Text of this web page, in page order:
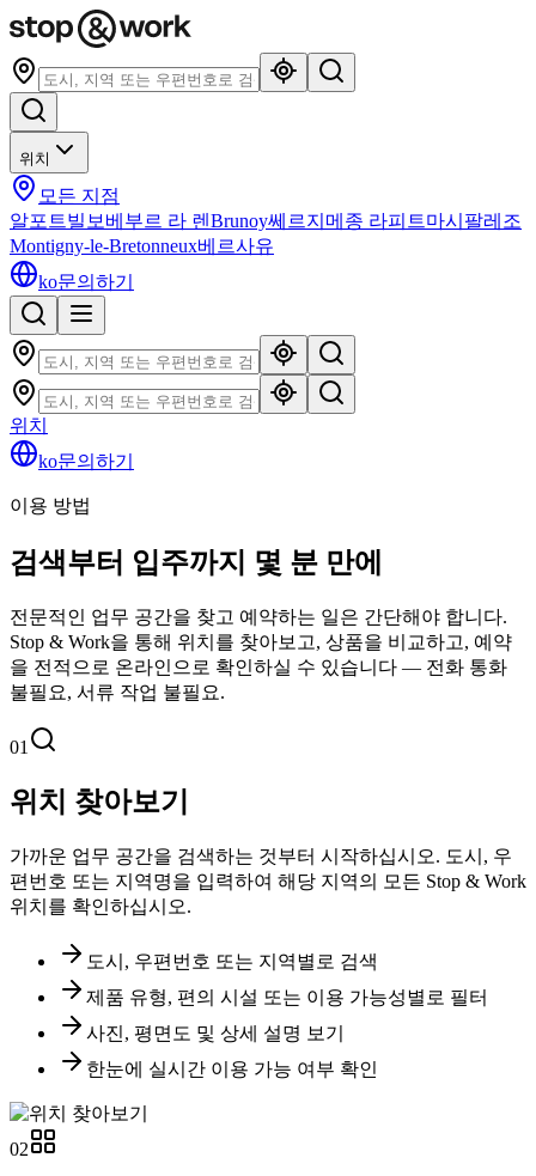
위치
모든 지점
알포트빌 보베 부르 라 렌 Brunoy쎄르지 메종 라피트마시 팔레조
Montigny-le-Bretonneux베르사유
ko문의하기
위치
ko문의하기
이용 방법
검색부터 입주까지 몇 분 만에
전문적인 업무 공간을 찾고 예약하는 일은 간단해야 합니다.
Stop & Work을 통해 위치를 찾아보고, 상품을 비교하고, 예약
을 전적으로 온라인으로 확인하실 수 있습니다 — 전화 통화
불필요, 서류 작업 불필요.
01
위치 찾아보기
가까운 업무 공간을 검색하는 것부터 시작하십시오. 도시, 우
편번호 또는 지역명을 입력하여 해당 지역의 모든 Stop & Work
위치를 확인하십시오.
도시, 우편번호 또는 지역별로 검색
제품 유형, 편의 시설 또는 이용 가능성별로 필터
사진, 평면도 및 상세 설명 보기
한눈에 실시간 이용 가능 여부 확인
02